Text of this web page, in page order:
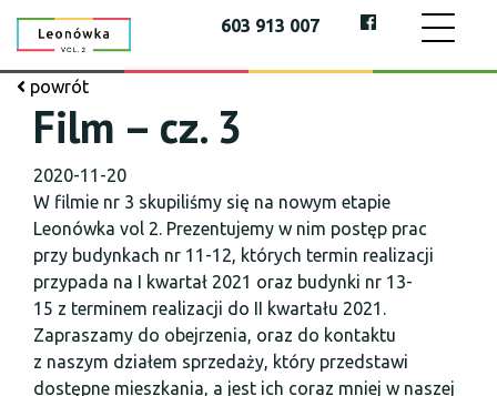
603 913 007
powrót
Film – cz. 3
2020-11-20
W filmie nr 3 skupiliśmy się na nowym etapie
Leonówka vol 2. Prezentujemy w nim postęp prac
przy budynkach nr 11-12, których termin realizacji
przypada na I kwartał 2021 oraz budynki nr 13-
15 z terminem realizacji do II kwartału 2021.
Zapraszamy do obejrzenia, oraz do kontaktu
z naszym działem sprzedaży, który przedstawi
dostępne mieszkania, a jest ich coraz mniej w naszej